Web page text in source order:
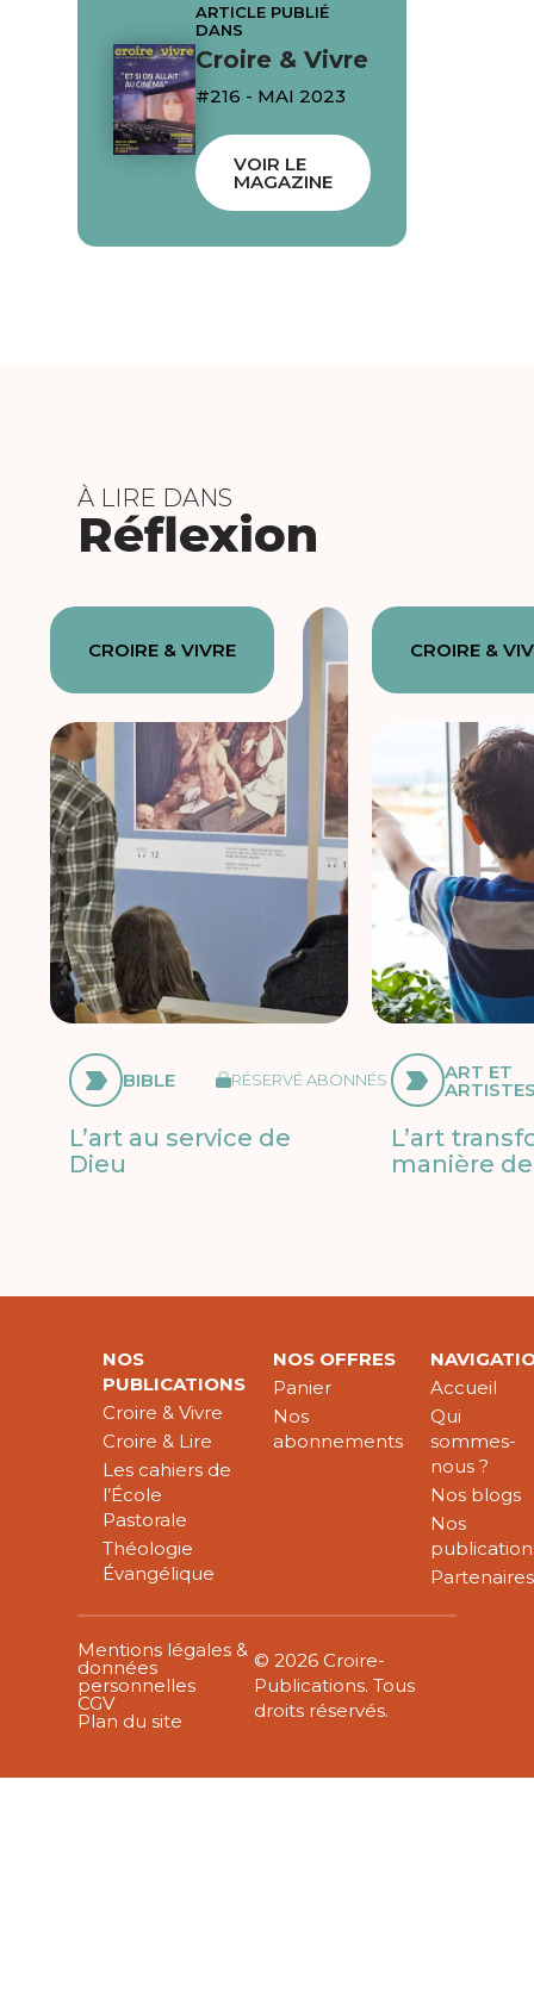
ARTICLE PUBLIÉ
DANS
Croire & Vivre
#216 - MAI 2023
VOIR LE
MAGAZINE
À LIRE DANS
Réflexion
CROIRE & VIVRE
BIBLE RÉSERVÉ ABONNÉS
L’art au service de
Dieu
CROIRE &
ART ET
L’art
manière
NOS
PUBLICATIONS
Croire & Vivre
Croire & Lire
Les cahiers de
l’École
Pastorale
Théologie
Évangélique
NOS OFFRES
Panier
Nos
abonnements
Accueil
Qui
sommes-
nous ?
Nos blogs
Nos
Partenaires
Mentions légales &
données
personnelles
CGV
Plan du site
© 2026 Croire-
Publications. Tous
droits réservés.